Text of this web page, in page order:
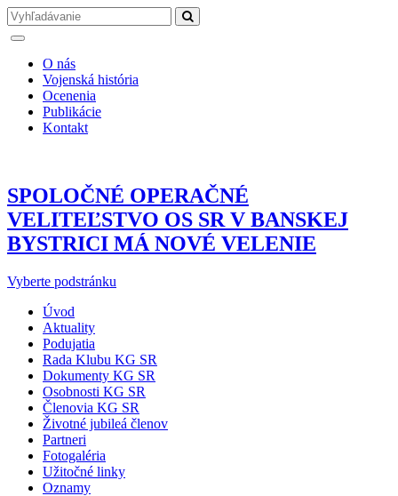
O nás
Vojenská história
Ocenenia
Publikácie
Kontakt
SPOLOČNÉ OPERAČNÉ
VELITEĽSTVO OS SR V BANSKEJ
BYSTRICI MÁ NOVÉ VELENIE
Vyberte podstránku
Úvod
Aktuality
Podujatia
Rada Klubu KG SR
Dokumenty KG SR
Osobnosti KG SR
Členovia KG SR
Životné jubileá členov
Partneri
Fotogaléria
Užitočné linky
Oznamy